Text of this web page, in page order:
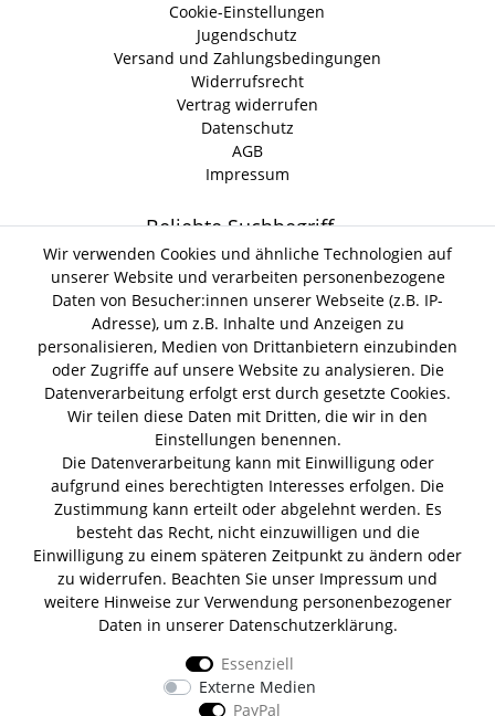
Cookie-Einstellungen
Jugendschutz
Versand und Zahlungsbedingungen
Widerrufsrecht
Vertrag widerrufen
Datenschutz
AGB
Impressum
Beliebte Suchbegriff
Gin Tonic Kokoswasser Lind Lime GinMonkey 47 Gin
Erdnussöl Alpako Gin Isle of Harris GinThomas
Henry Hendrick s Gin Gin Tasting BoxSan Marzano
Tomaten Boar Gin Summer GinAlbaöl Tartufi Pralinen
Fever Tree 1724 TonicFentimans Tonic
Lagerverkauf
Lifestyle & Genuss Abhollager
Wolfenerstr. 32-34
Tor 1 I Haus B I 1. OG
12681 Berlin
Unsere Zahlungsarten
Wir versenden mit
Wir verwenden Cookies und ähnliche Technologien auf
unserer Website und verarbeiten personenbezogene
Daten von Besucher:innen unserer Webseite (z.B. IP-
Adresse), um z.B. Inhalte und Anzeigen zu
personalisieren, Medien von Drittanbietern einzubinden
oder Zugriffe auf unsere Website zu analysieren. Die
Datenverarbeitung erfolgt erst durch gesetzte Cookies.
Wir teilen diese Daten mit Dritten, die wir in den
Einstellungen benennen.
Die Datenverarbeitung kann mit Einwilligung oder
aufgrund eines berechtigten Interesses erfolgen. Die
Zustimmung kann erteilt oder abgelehnt werden. Es
besteht das Recht, nicht einzuwilligen und die
Einwilligung zu einem späteren Zeitpunkt zu ändern oder
zu widerrufen. Beachten Sie unser Impressum und
weitere Hinweise zur Verwendung personenbezogener
Daten in unserer Daten­schutz­erklärung.
Essenziell
Externe Medien
PayPal